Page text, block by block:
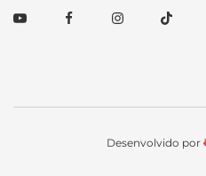
YoutubeFacebookInstagramTikTok
Desenvolvido por